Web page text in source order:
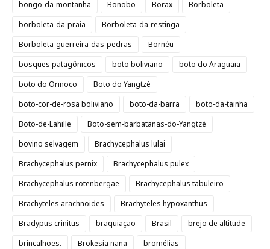
bongo-da-montanha
Bonobo Borax
Borboleta
borboleta-da-praia
Borboleta-da-restinga
Borboleta-guerreira-das-pedras
Bornéu
bosques patagônicos
boto boliviano
boto do Araguaia
boto do Orinoco
Boto do Yangtzé
boto-cor-de-rosa boliviano
boto-da-barra
boto-da-tainha
Boto-de-Lahille
Boto-sem-barbatanas-do-Yangtzé
bovino selvagem
Brachycephalus lulai
Brachycephalus pernix
Brachycephalus pulex
Brachycephalus rotenbergae
Brachycephalus tabuleiro
Brachyteles arachnoides
Brachyteles hypoxanthus
Bradypus crinitus
braquiação Brasil
brejo de altitude
brincalhões.
Brokesia nana
bromélias